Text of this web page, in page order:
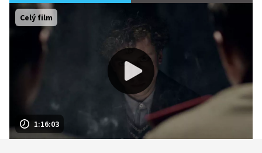
1:16:03
Celý film